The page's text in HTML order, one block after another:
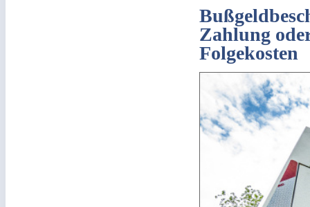
Zahlung
Folgekosten